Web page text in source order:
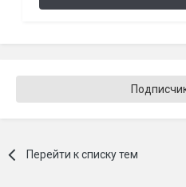
Перейти к списку тем